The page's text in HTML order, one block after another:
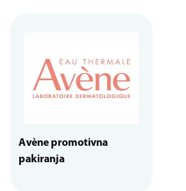
Avène promotivna
pakiranja